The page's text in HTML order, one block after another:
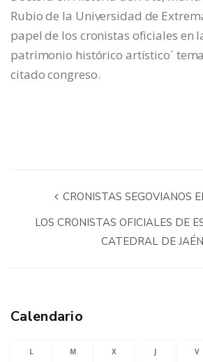
Rubio de la Universidad de
papel de los cronistas oficiales en
patrimonio histórico artístico´
citado congreso.
CRONISTAS SEGOVIANOS
LOS CRONISTAS OFICIALES DE
CATEDRAL DE JAÉN
Calendario
L M X J V